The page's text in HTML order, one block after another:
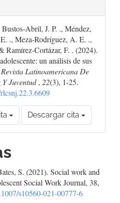
Abril, J. P. ., Méndez,
., Meza-Rodríguez, A. E. .,
Ramírez-Cortázar, F. . (2024).
un análisis de sus
Revista Latinoamericana De
Y Juventud, 22(3), 1-25.
Descargar cita
S. (2021). Social work and
Social Work Journal, 38,
s10560-021-00777-6